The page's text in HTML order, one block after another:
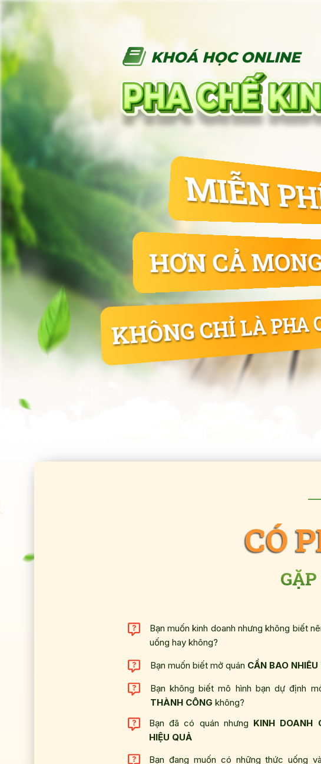
KHOÁ HỌC ONLINE
KHÔNG CHỈ LÀ PHA
HƠN CẢ
MIỄN
CÓ
GẶP
CHƯA BIẾT
Bạn muốn kinh doanh nhưng không biết
uống hay không?
Bạn muốn biết mở quán CẦN BAO NHIÊU
Bạn không biết mô hình bạn dự định
THÀNH CÔNG không?
Bạn đã có quán nhưng KINH DOANH
HIỆU QUẢ
Bạn đang muốn có những thức uống
CÓ